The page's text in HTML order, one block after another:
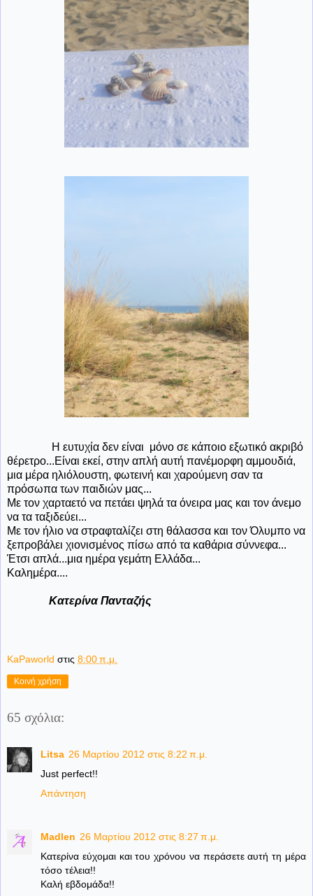
Η ευτυχία δεν είναι μόνο σε κάποιο εξωτικό ακριβό
θέρετρο...Είναι εκεί, στην απλή αυτή πανέμορφη αμμουδιά,
μια μέρα ηλιόλουστη, φωτεινή και χαρούμενη σαν τα
πρόσωπα των παιδιών μας...
Με τον χαρταετό να πετάει ψηλά τα όνειρα μας και τον άνεμο
να τα ταξιδεύει...
Με τον ήλιο να στραφταλίζει στη θάλασσα και τον Όλυμπο να
ξεπροβάλει χιονισμένος πίσω από τα καθάρια σύννεφα...
Έτσι απλά...μια ημέρα γεμάτη Ελλάδα...
Καλημέρα....
Κατερίνα Πανταζής
KaPaworld στις 8:00 π.μ.
Κοινή χρήση
65 σχόλια:
Litsa 26 Μαρτίου 2012 στις 8:22 π.μ.
Just perfect!!
Απάντηση
Madlen 26 Μαρτίου 2012 στις 8:27 π.μ.
Κατερίνα εύχομαι και του χρόνου να περάσετε αυτή τη μέρα
τόσο τέλεια!!
Καλή εβδομάδα!!